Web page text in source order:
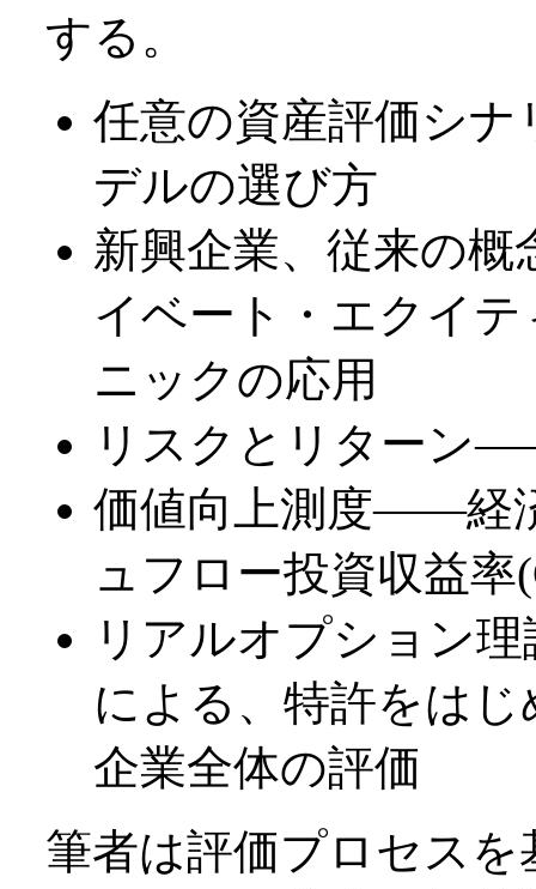
する。
任意の資産評価シ
デルの選び方
新興企業、従来の
イベート・エクイ
ニックの応用
リスクとリターン
価値向上測度――経
ュフロー投資収益率
リアルオプション
による、特許をは
企業全体の評価
筆者は評価プロセス